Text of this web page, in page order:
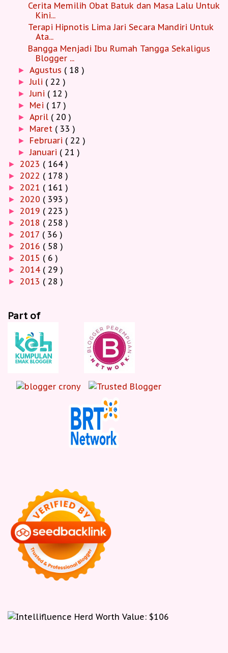
Cerita Memilih Obat Batuk dan Masa Lalu Untuk
Kini...
Terapi Hipnotis Lima Jari Secara Mandiri Untuk
Ata...
Bangga Menjadi Ibu Rumah Tangga Sekaligus
Blogger ...
►Agustus ( 18 )
►Juli ( 22 )
►Juni ( 12 )
► Mei ( 17 )
►April ( 20 )
► Maret ( 33 )
► Februari ( 22 )
►Januari ( 21 )
► 2023 ( 164 )
► 2022 ( 178 )
► 2021 ( 161 )
► 2020 ( 393 )
► 2019 ( 223 )
► 2018 ( 258 )
► 2017 ( 36 )
► 2016 ( 58 )
► 2015 ( 6 )
► 2014 ( 29 )
► 2013 ( 28 )
Part of